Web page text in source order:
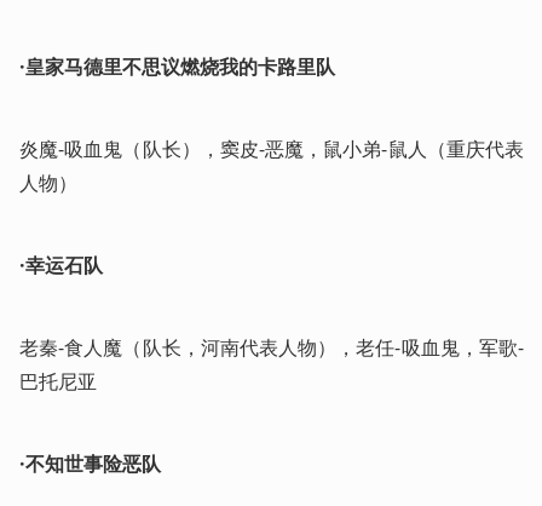
·皇家马德里不思议燃烧我的卡路里队
炎魔-吸血鬼（队长），窦皮-恶魔，鼠小弟-鼠人（重庆代表
人物）
·幸运石队
老秦-食人魔（队长，河南代表人物），老任-吸血鬼，军歌-
巴托尼亚
·不知世事险恶队